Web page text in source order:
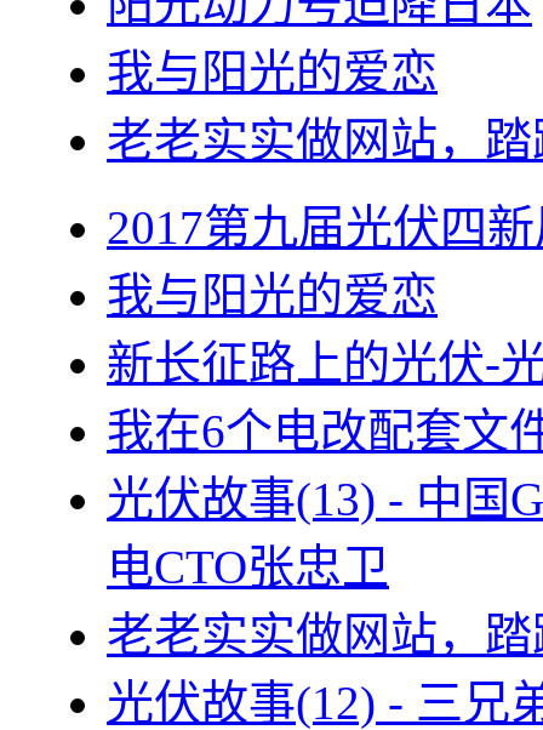
我与阳光的爱恋
老老实实做网站，
2017第九届光伏四
我与阳光的爱恋
新长征路上的光伏-
我在6个电改配套文
光伏故事(13) - 中国
电CTO张忠卫
老老实实做网站，
光伏故事(12) - 三兄